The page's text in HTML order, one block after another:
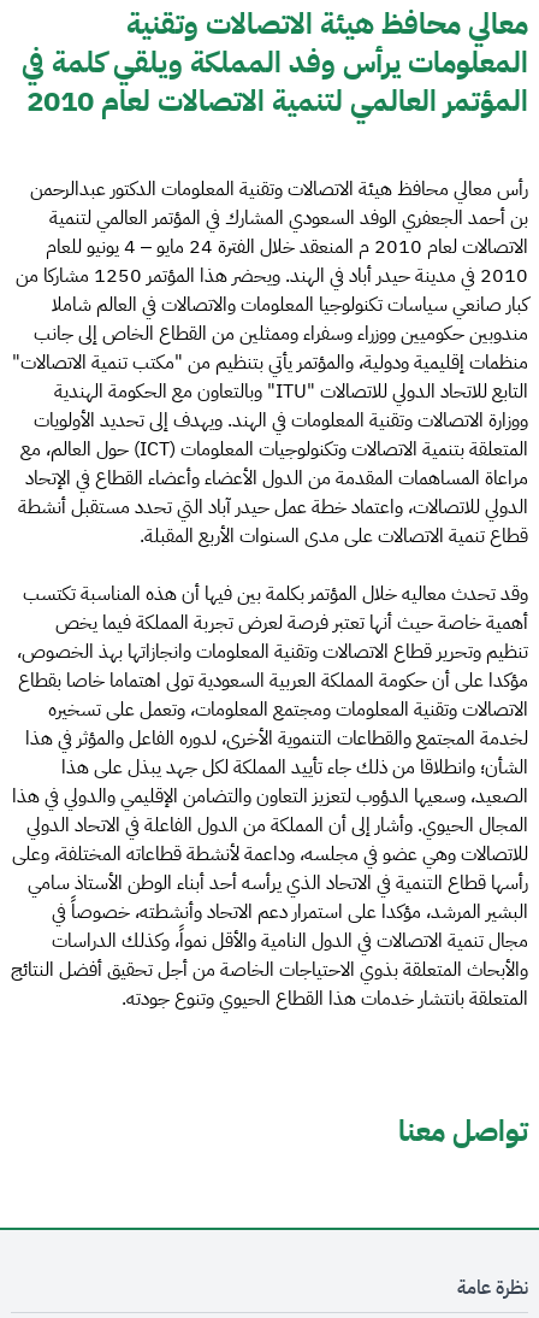
معالي محافظ هيئة الاتصالات وتقنية
المعلومات يرأس وفد المملكة ويلقي كلمة في
المؤتمر العالمي لتنمية الاتصالات لعام 2010
رأس معالي محافظ هيئة الاتصالات وتقنية المعلومات الدكتور عبدالرحمن
بن أحمد الجعفري الوفد السعودي المشارك في المؤتمر العالمي لتنمية
الاتصالات لعام 2010 م المنعقد خلال الفترة 24 مايو – 4 يونيو للعام
2010 في مدينة حيدر أباد في الهند. ويحضر هذا المؤتمر 1250 مشاركا من
كبار صانعي سياسات تكنولوجيا المعلومات والاتصالات في العالم شاملا
مندوبين حكوميين ووزراء وسفراء وممثلين من القطاع الخاص إلى جانب
منظمات إقليمية ودولية، والمؤتمر يأتي بتنظيم من "مكتب تنمية الاتصالات"
التابع للاتحاد الدولي للاتصالات "ITU" وبالتعاون مع الحكومة الهندية
ووزارة الاتصالات وتقنية المعلومات في الهند. ويهدف إلى تحديد الأولويات
المتعلقة بتنمية الاتصالات وتكنولوجيات المعلومات (ICT) حول العالم، مع
مراعاة المساهمات المقدمة من الدول الأعضاء وأعضاء القطاع في الإتحاد
الدولي للاتصالات، واعتماد خطة عمل حيدر آباد التي تحدد مستقبل أنشطة
قطاع تنمية الاتصالات على مدى السنوات الأربع المقبلة.
وقد تحدث معاليه خلال المؤتمر بكلمة بين فيها أن هذه المناسبة تكتسب
أهمية خاصة حيث أنها تعتبر فرصة لعرض تجربة المملكة فيما يخص
تنظيم وتحرير قطاع الاتصالات وتقنية المعلومات وانجازاتها بهذ الخصوص،
مؤكدا على أن حكومة المملكة العربية السعودية تولى اهتماما خاصا بقطاع
الاتصالات وتقنية المعلومات ومجتمع المعلومات، وتعمل على تسخيره
لخدمة المجتمع والقطاعات التنموية الأخرى، لدوره الفاعل والمؤثر في هذا
الشأن؛ وانطلاقا من ذلك جاء تأييد المملكة لكل جهد يبذل على هذا
الصعيد، وسعيها الدؤوب لتعزيز التعاون والتضامن الإقليمي والدولي في هذا
المجال الحيوي. وأشار إلى أن المملكة من الدول الفاعلة في الاتحاد الدولي
للاتصالات وهي عضو في مجلسه، وداعمة لأنشطة قطاعاته المختلفة، وعلى
رأسها قطاع التنمية في الاتحاد الذي يرأسه أحد أبناء الوطن الأستاذ سامي
البشير المرشد، مؤكدا على استمرار دعم الاتحاد وأنشطته، خصوصاً في
مجال تنمية الاتصالات في الدول النامية والأقل نمواً، وكذلك الدراسات
والأبحاث المتعلقة بذوي الاحتياجات الخاصة من أجل تحقيق أفضل النتائج
المتعلقة بانتشار خدمات هذا القطاع الحيوي وتنوع جودته.
تواصل معنا
نظرة عامة